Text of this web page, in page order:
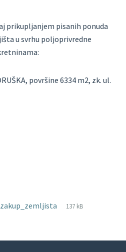
prikupljanjem pisanih ponuda
u svrhu poljoprivredne
površine 6334 m2, zk. ul.
File
pdf
File
137 kB